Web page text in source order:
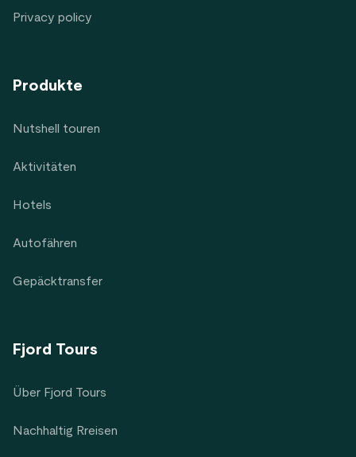
Privacy policy
Produkte
Nutshell touren
Aktivitäten
Hotels
Autofähren
Gepäcktransfer
Fjord Tours
Über Fjord Tours
Nachhaltig Rreisen